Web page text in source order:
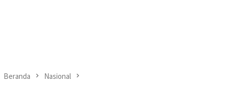
Beranda Nasional